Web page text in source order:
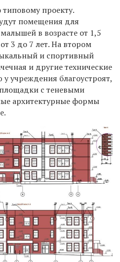
проекту.
помещения для
в возрасте от 1,5
3 до 7 лет. На втором
и спортивный
и другие технические
учреждения благоустроят,
с теневыми
архитектурные формы